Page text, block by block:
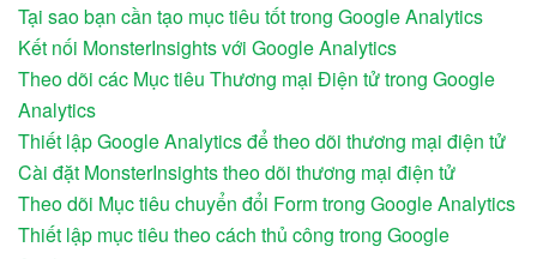
Tại sao bạn cần tạo mục tiêu tốt trong Google Analytics
Kết nối MonsterInsights với Google Analytics
Theo dõi các Mục tiêu Thương mại Điện tử trong Google
Analytics
Thiết lập Google Analytics để theo dõi thương mại điện tử
Cài đặt MonsterInsights theo dõi thương mại điện tử
Theo dõi Mục tiêu chuyển đổi Form trong Google Analytics
Thiết lập mục tiêu theo cách thủ công trong Google